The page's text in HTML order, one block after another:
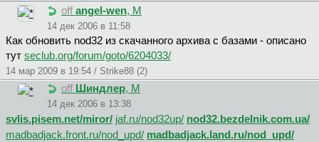
off angel-wen, М
14 дек 2006 в 11:58
Как обновить nod32 из скачанного архива с базами - описано
тут seclub.org/forum/goto/6204033/
14 мар 2009 в 19:54 / Strike88 (2)
off Шиндлep, М
14 дек 2006 в 13:38
svlis.pisem.net/miror/ jaf.ru/nod32up/ nod32.bezdelnik.com.ua/
madbadjack.front.ru/nod_upd/ madbadjack.land.ru/nod_upd/